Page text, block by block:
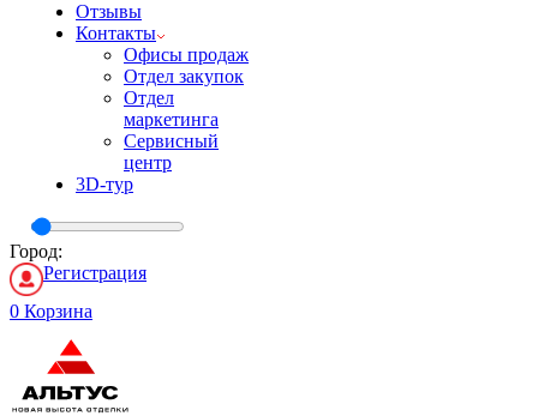
Отзывы
Контакты
Офисы продаж
Отдел закупок
Отдел
маркетинга
Сервисный
центр
3D-тур
Город:
Регистрация
0 Корзина